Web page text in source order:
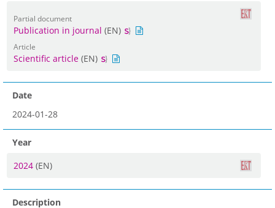
Partial document
Publication in journal (EN)
Article
Scientific article (EN)
Date
2024-01-28
Year
2024 (EN)
Description